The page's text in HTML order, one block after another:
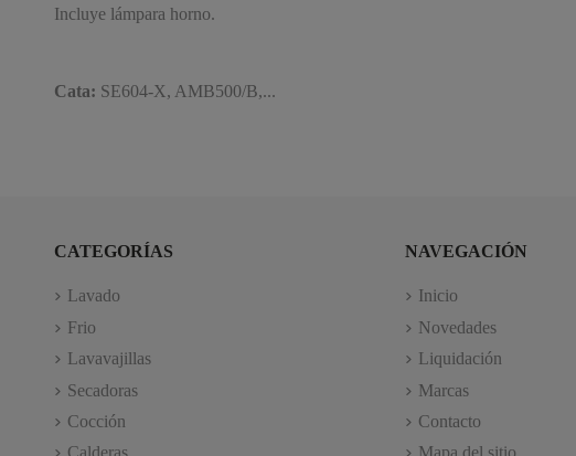
Incluye lámpara horno.
Cata: SE604-X, AMB500/B,...
CATEGORÍAS
Lavado
Frio
Lavavajillas
Secadoras
Cocción
NAVEGACIÓN
Inicio
Novedades
Liquidación
Marcas
Contacto